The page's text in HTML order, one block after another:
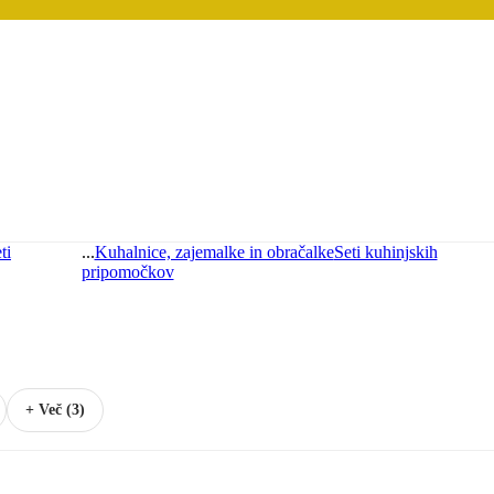
...Kuhalnice, zajemalke in obračalkeSeti kuhinjskih
pripomočkov
+ Več (3)